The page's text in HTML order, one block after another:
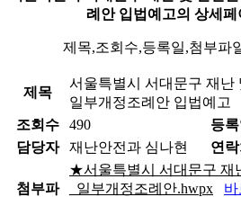
례안 입법예고의 상세
제목,조회수,등록일,첨부파
제목
서울특별시 서대문구 재난
일부개정조례안 입법예고
조회수
490 등록
담당자
재난안전과 심나현 연락
첨부파
★서울특별시 서대문구 재
_일부개정조례안.hwpx
바